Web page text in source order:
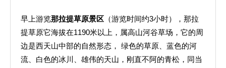
早上游览那拉提草原景区 （游览时间约3小时），那拉
提草原它海拔在1190米以上，属高山河谷草场，它的周
边是西天山中部的自然形态， 绿色的草原、蓝色的河
流、白色的冰川、雄伟的天山，刚直不阿的青松，同当